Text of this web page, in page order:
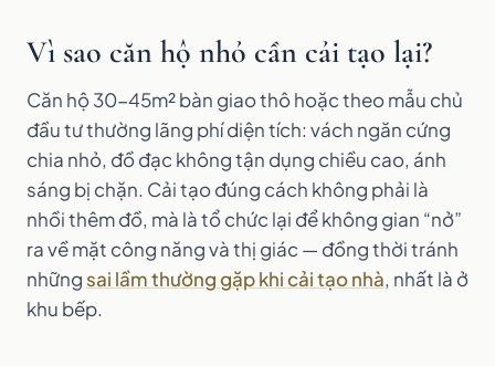
Vì sao căn hộ nhỏ cần cải tạo lại?
Căn hộ 30-45m² bàn giao thô hoặc theo mẫu chủ
đầu tư thường lãng phí diện tích: vách ngăn cứng
chia nhỏ, đồ đạc không tận dụng chiều cao, ánh
sáng bị chặn. Cải tạo đúng cách không phải là
nhồi thêm đồ, mà là tổ chức lại để không gian “nở”
ra về mặt công năng và thị giác — đồng thời tránh
những sai lầm thường gặp khi cải tạo nhà, nhất là ở
khu bếp.